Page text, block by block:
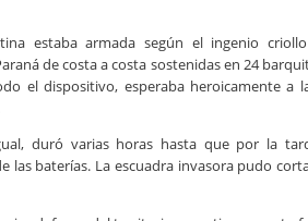
estaba armada según el ingenio
de costa a costa sostenidas en 24
el dispositivo, esperaba heroicamente a
duró varias horas hasta que por la
las baterías. La escuadra invasora pudo